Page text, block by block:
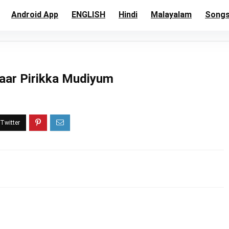
Android App ENGLISH Hindi Malayalam
Pirikka Mudiyum